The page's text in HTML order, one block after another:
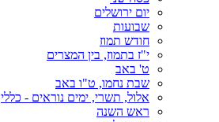
יום ירושלים
שבועות
חודש תמוז
י"ז בתמוז, בין המצרים
ט' באב
שבת נחמו, ט"ו באב
אלול, תשרי, ימים נוראים - כללי
ראש השנה